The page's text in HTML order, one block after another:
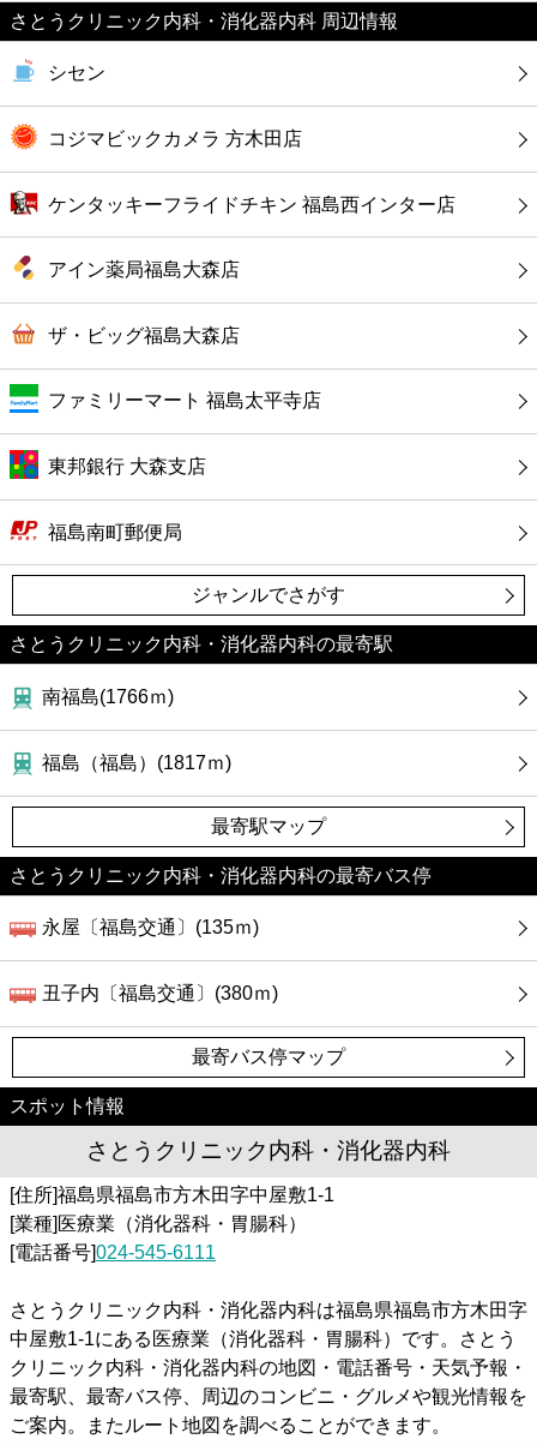
ショッピング
公共
病院
ホテル
さとうクリニック内科・消化器内科 周辺情報
シセン
コジマビックカメラ 方木田店
ケンタッキーフライドチキン 福島西インター店
アイン薬局福島大森店
ザ・ビッグ福島大森店
ファミリーマート 福島太平寺店
東邦銀行 大森支店
福島南町郵便局
ジャンルでさがす
さとうクリニック内科・消化器内科の最寄駅
南福島(1766ｍ)
福島（福島）(1817ｍ)
最寄駅マップ
さとうクリニック内科・消化器内科の最寄バス停
永屋〔福島交通〕(135ｍ)
丑子内〔福島交通〕(380ｍ)
最寄バス停マップ
スポット情報
さとうクリニック内科・消化器内科
[住所]福島県福島市方木田字中屋敷1-1
[業種]医療業（消化器科・胃腸科）
[電話番号]024-545-6111
さとうクリニック内科・消化器内科は福島県福島市方木田字
中屋敷1-1にある医療業（消化器科・胃腸科）です。さとう
クリニック内科・消化器内科の地図・電話番号・天気予報・
最寄駅、最寄バス停、周辺のコンビニ・グルメや観光情報を
ご案内。またルート地図を調べることができます。